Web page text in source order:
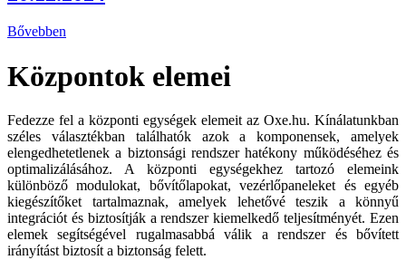
Bővebben
Központok elemei
Fedezze fel a központi egységek elemeit az Oxe.hu. Kínálatunkban
széles választékban találhatók azok a komponensek, amelyek
elengedhetetlenek a biztonsági rendszer hatékony működéséhez és
optimalizálásához. A központi egységekhez tartozó elemeink
különböző modulokat, bővítőlapokat, vezérlőpaneleket és egyéb
kiegészítőket tartalmaznak, amelyek lehetővé teszik a könnyű
integrációt és biztosítják a rendszer kiemelkedő teljesítményét. Ezen
elemek segítségével rugalmasabbá válik a rendszer és bővített
irányítást biztosít a biztonság felett.